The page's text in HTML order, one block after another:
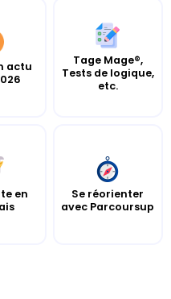
actu
Tage Mage®,
Tests de logique,
etc.
en
Se réorienter
avec Parcoursup